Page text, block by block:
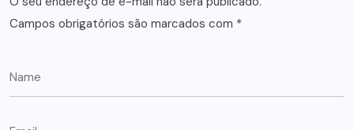
Campos obrigatórios são marcados com *